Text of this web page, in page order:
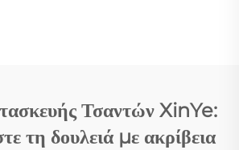
Τσαντών XinYe:
τη δουλειά με ακρίβεια